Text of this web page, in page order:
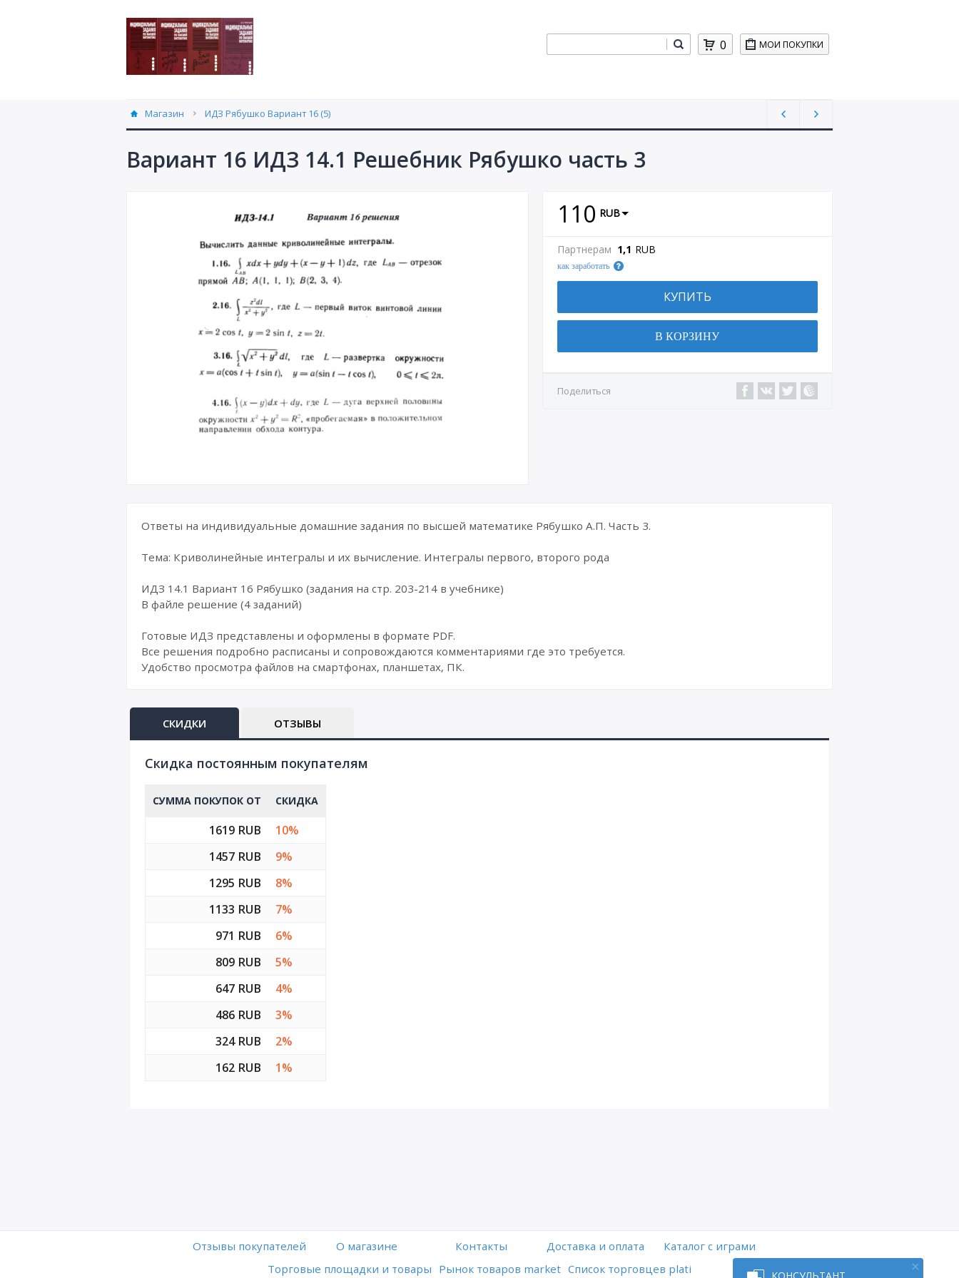
МОИ ПОКУПКИ
0
Магазин ИДЗ Рябушко Вариант 16 (5)
Вариант 16 ИДЗ 14.1 Решебник Рябушко часть 3
110 RUB
Партнерам 1,1 RUB
как заработать
КУПИТЬ
В КОРЗИНУ
Поделиться
Ответы на индивидуальные домашние задания по высшей математике Рябушко А.П. Часть 3.
Тема: Криволинейные интегралы и их вычисление. Интегралы первого, второго рода
ИДЗ 14.1 Вариант 16 Рябушко (задания на стр. 203-214 в учебнике)
В файле решение (4 заданий)
Готовые ИДЗ представлены и оформлены в формате PDF.
Все решения подробно расписаны и сопровождаются комментариями где это требуется.
Удобство просмотра файлов на смартфонах, планшетах, ПК.
СКИДКИ ОТЗЫВЫ
Cкидка постоянным покупателям
СУММА ПОКУПОК ОТ СКИДКА
1619 RUB
10%
1457 RUB
9%
1295 RUB
8%
1133 RUB
7%
971 RUB
6%
809 RUB
5%
647 RUB
4%
486 RUB
3%
324 RUB
2%
162 RUB
1%
Отзывы покупателей O магазине Контакты Доставка и оплата
Каталог с играми
Торговые площадки и товары Рынок товаров market Список торговцев plati